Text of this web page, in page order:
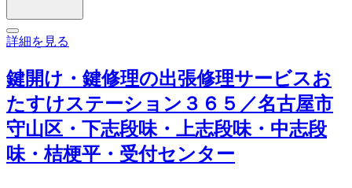
詳細を見る
鍵開け・鍵修理の出張修理サービスお
たすけステーション３６５／名古屋市
守山区・下志段味・上志段味・中志段
味・桔梗平・受付センター